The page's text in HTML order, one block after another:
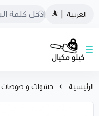
العربية
كيلو مكيال
الرئيسية حشوات و صوصات